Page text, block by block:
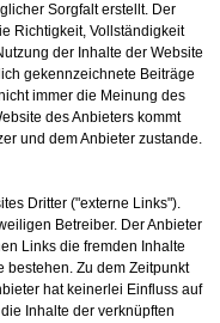
Sorgfalt erstellt. Der
Richtigkeit, Vollständigkeit
der Inhalte der Website
gekennzeichnete Beiträge
immer die Meinung des
des Anbieters kommt
und dem Anbieter zustande.
Dritter ("externe Links").
Betreiber. Der Anbieter
Links die fremden Inhalte
bestehen. Zu dem Zeitpunkt
hat keinerlei Einfluss auf
Inhalte der verknüpften